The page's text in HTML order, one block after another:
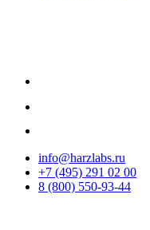
info@harzlabs.ru
+7 (495) 291 02 00
8 (800) 550-93-44